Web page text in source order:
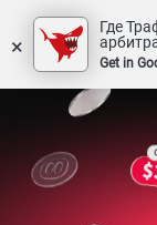
×
Где
Get in